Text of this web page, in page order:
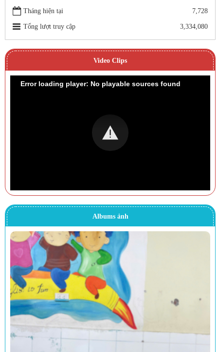
Tháng hiện tại 7,728
Tổng lượt truy cập 3,334,080
Video Clips
Error loading player: No playable sources found
Albums ảnh